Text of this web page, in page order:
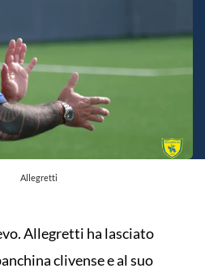
Allegretti
Allegretti ha lasciato
clivense e al suo